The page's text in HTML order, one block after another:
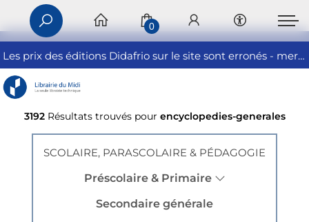
Les prix des éditions Didafrio sur le site sont erronés - merci de nous contacter
0
3192 Résultats trouvés pour encyclopedies-generales
SCOLAIRE, PARASCOLAIRE & PÉDAGOGIE
Préscolaire & Primaire
Secondaire générale